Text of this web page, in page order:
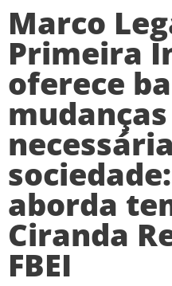
Marco
Primeira
oferece
mudanças
aborda
Ciranda
FBEI